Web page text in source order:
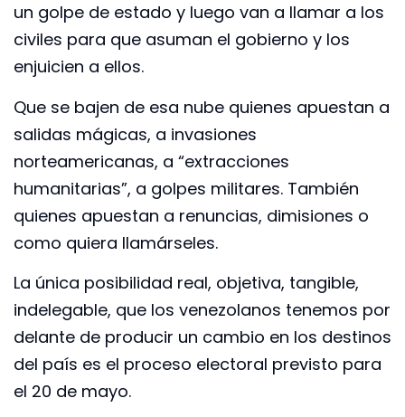
un golpe de estado y luego van a llamar a los
civiles para que asuman el gobierno y los
enjuicien a ellos.
Que se bajen de esa nube quienes apuestan a
salidas mágicas, a invasiones
norteamericanas, a “extracciones
humanitarias”, a golpes militares. También
quienes apuestan a renuncias, dimisiones o
como quiera llamárseles.
La única posibilidad real, objetiva, tangible,
indelegable, que los venezolanos tenemos por
delante de producir un cambio en los destinos
del país es el proceso electoral previsto para
el 20 de mayo.